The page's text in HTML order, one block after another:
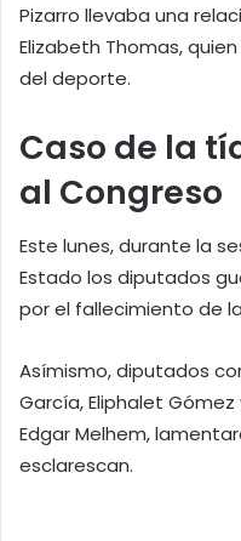
Pizarro llevaba una
Elizabeth Thomas,
del deporte.
Caso de la
al Congreso
Este lunes, durante la
Estado los diputados
por el fallecimiento de
Asímismo, diputados
García, Eliphalet
Edgar Melhem,
esclarescan.